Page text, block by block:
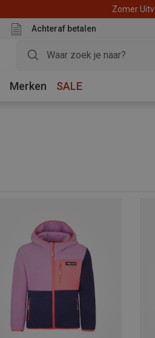
Zomer
Achteraf betalen
Merken SALE